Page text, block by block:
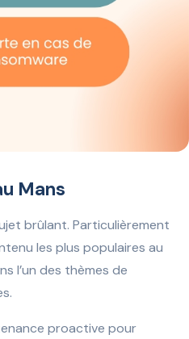
Mans
brûlant. Particulièrement
les plus populaires au
l’un des thèmes de
proactive pour